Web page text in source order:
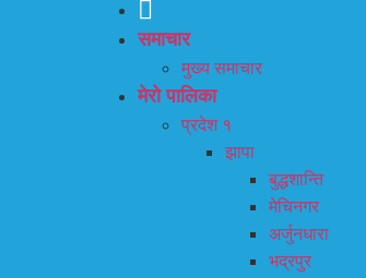
समाचार
मुख्य समाचार
मेरो पालिका
प्रदेश १
झापा
बुद्धशान्ति
मेचिनगर
अर्जुनधारा
भद्रपुर